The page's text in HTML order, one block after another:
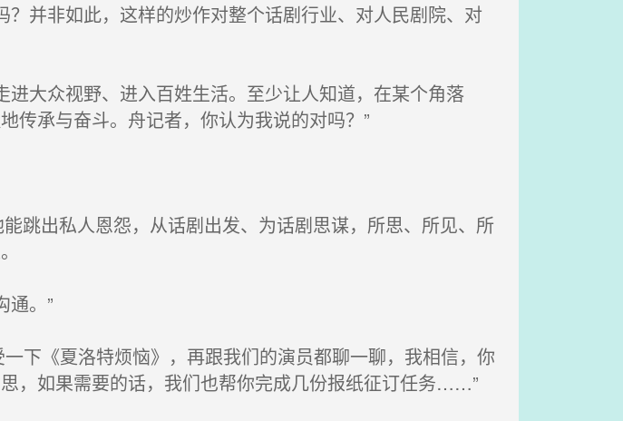
并非如此，这样的炒作对整个话剧行业、对人民剧院、对
大众视野、进入百姓生活。至少让人知道，在某个角落
传承与奋斗。舟记者，你认为我说的对吗？”
跳出私人恩怨，从话剧出发、为话剧思谋，所思、所见、所
通。”
下《夏洛特烦恼》，再跟我们的演员都聊一聊，我相信，你
，如果需要的话，我们也帮你完成几份报纸征订任务……”